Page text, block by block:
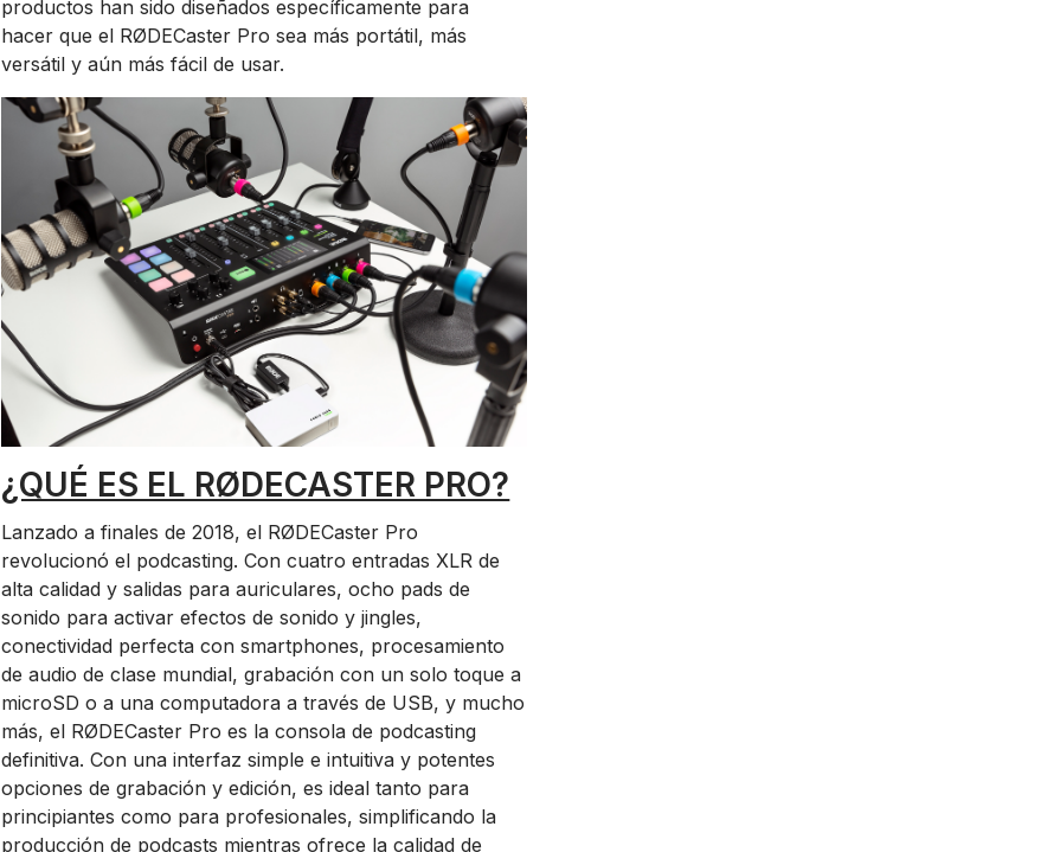
productos han sido diseñados específicamente para
hacer que el RØDECaster Pro sea más portátil, más
versátil y aún más fácil de usar.
¿QUÉ ES EL RØDECASTER PRO?
Lanzado a finales de 2018, el RØDECaster Pro
revolucionó el podcasting. Con cuatro entradas XLR de
alta calidad y salidas para auriculares, ocho pads de
sonido para activar efectos de sonido y jingles,
conectividad perfecta con smartphones, procesamiento
de audio de clase mundial, grabación con un solo toque a
microSD o a una computadora a través de USB, y mucho
más, el RØDECaster Pro es la consola de podcasting
definitiva. Con una interfaz simple e intuitiva y potentes
opciones de grabación y edición, es ideal tanto para
principiantes como para profesionales, simplificando la
producción de podcasts mientras ofrece la calidad de